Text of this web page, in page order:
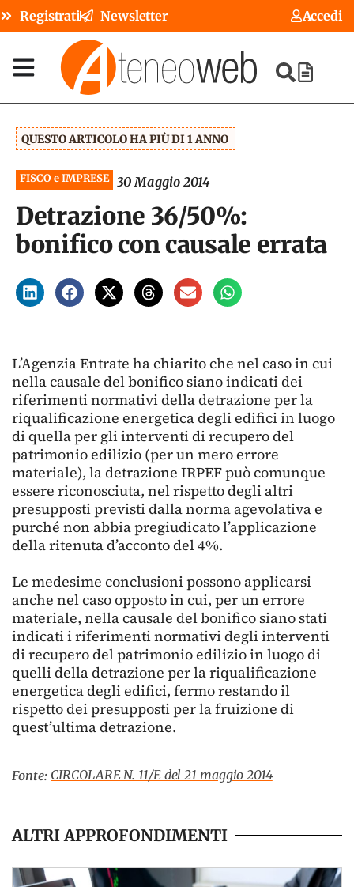
Registrati Newsletter Accedi
QUESTO ARTICOLO HA PIÙ DI 1 ANNO
FISCO e IMPRESE 30 Maggio 2014
Detrazione 36/50%:
bonifico con causale errata
L’Agenzia Entrate ha chiarito che nel caso in cui
nella causale del bonifico siano indicati dei
riferimenti normativi della detrazione per la
riqualificazione energetica degli edifici in luogo
di quella per gli interventi di recupero del
patrimonio edilizio (per un mero errore
materiale), la detrazione IRPEF può comunque
essere riconosciuta, nel rispetto degli altri
presupposti previsti dalla norma agevolativa e
purché non abbia pregiudicato l’applicazione
della ritenuta d’acconto del 4%.
Le medesime conclusioni possono applicarsi
anche nel caso opposto in cui, per un errore
materiale, nella causale del bonifico siano stati
indicati i riferimenti normativi degli interventi
di recupero del patrimonio edilizio in luogo di
quelli della detrazione per la riqualificazione
energetica degli edifici, fermo restando il
rispetto dei presupposti per la fruizione di
quest’ultima detrazione.
Fonte: CIRCOLARE N. 11/E del 21 maggio 2014
ALTRI APPROFONDIMENTI